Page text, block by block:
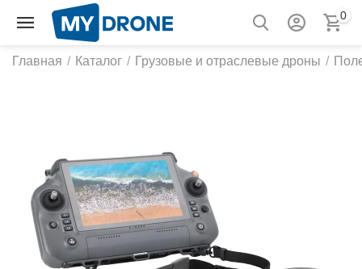
0
Главная / Каталог / Грузовые и отраслевые дроны /